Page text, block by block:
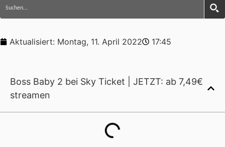
Aktualisiert: Montag, 11. April 2022 17:45
Boss Baby 2 bei Sky Ticket | JETZT: ab 7,49€
streamen